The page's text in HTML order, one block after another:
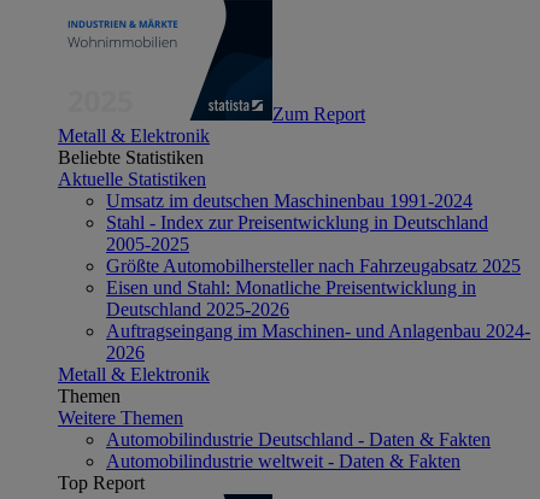
Zum Report
Metall & Elektronik
Beliebte Statistiken
Aktuelle Statistiken
Umsatz im deutschen Maschinenbau 1991-2024
Stahl - Index zur Preisentwicklung in Deutschland
2005-2025
Größte Automobilhersteller nach Fahrzeugabsatz 2025
Eisen und Stahl: Monatliche Preisentwicklung in
Deutschland 2025-2026
Auftragseingang im Maschinen- und Anlagenbau 2024-
2026
Metall & Elektronik
Themen
Weitere Themen
Automobilindustrie Deutschland - Daten & Fakten
Automobilindustrie weltweit - Daten & Fakten
Top Report